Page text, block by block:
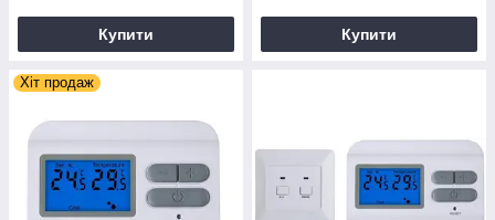
Купити Купити
Хіт продаж